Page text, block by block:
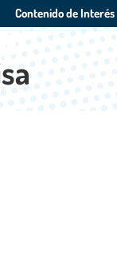
Contenido de Interés